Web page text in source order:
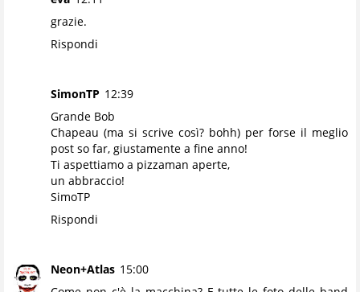
grazie.
Rispondi
SimonTP 12:39
Grande Bob
Chapeau (ma si scrive così? bohh) per forse il meglio
post so far, giustamente a fine anno!
Ti aspettiamo a pizzaman aperte,
un abbraccio!
SimoTP
Rispondi
Neon+Atlas 15:00